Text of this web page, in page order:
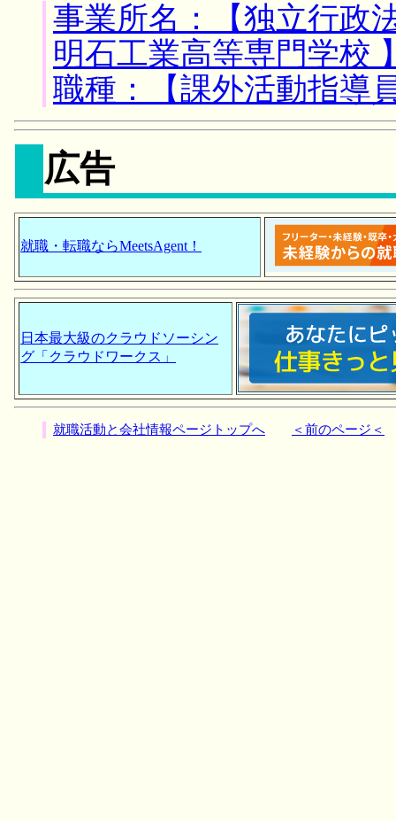
事業所名：【独立行
明石工業高等専門学校
職種：【課外活動指導
広告
就職・転職ならMeetsAgent！
日本最大級のクラウドソーシン
グ「クラウドワークス」
就職活動と会社情報ページトップへ ＜前のページ＜